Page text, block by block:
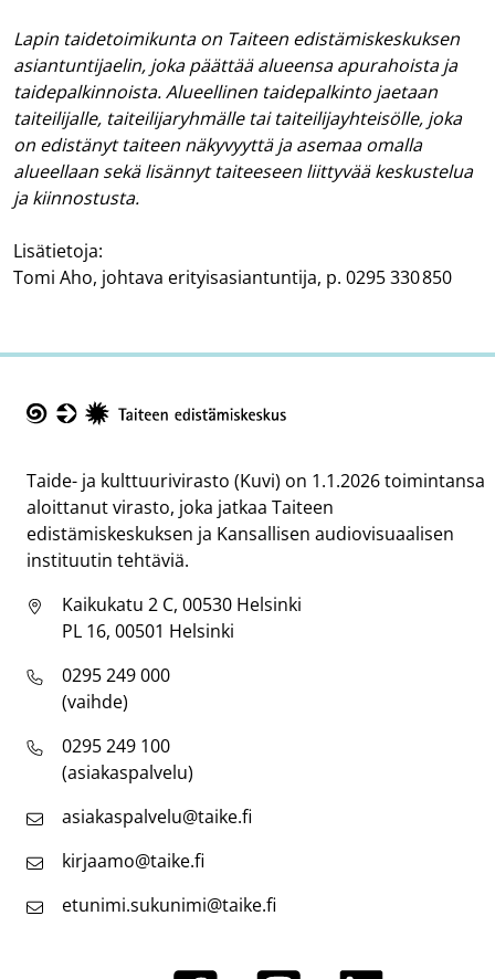
Lapin taidetoimikunta on Taiteen edistämiskeskuksen
asiantuntijaelin, joka päättää alueensa apurahoista ja
taidepalkinnoista. Alueellinen taidepalkinto jaetaan
taiteilijalle, taiteilijaryhmälle tai taiteilijayhteisölle, joka
on edistänyt taiteen näkyvyyttä ja asemaa omalla
alueellaan sekä lisännyt taiteeseen liittyvää keskustelua
ja kiinnostusta.
Lisätietoja:
Tomi Aho, johtava erityisasiantuntija, p. 0295 330 850
Taide- ja kulttuurivirasto (Kuvi) on 1.1.2026 toimintansa
aloittanut virasto, joka jatkaa Taiteen
edistämiskeskuksen ja Kansallisen audiovisuaalisen
instituutin tehtäviä.
Kaikukatu 2 C, 00530 Helsinki
PL 16, 00501 Helsinki
0295 249 000
(vaihde)
0295 249 100
(asiakaspalvelu)
asiakaspalvelu@taike.fi
kirjaamo@taike.fi
etunimi.sukunimi@taike.fi